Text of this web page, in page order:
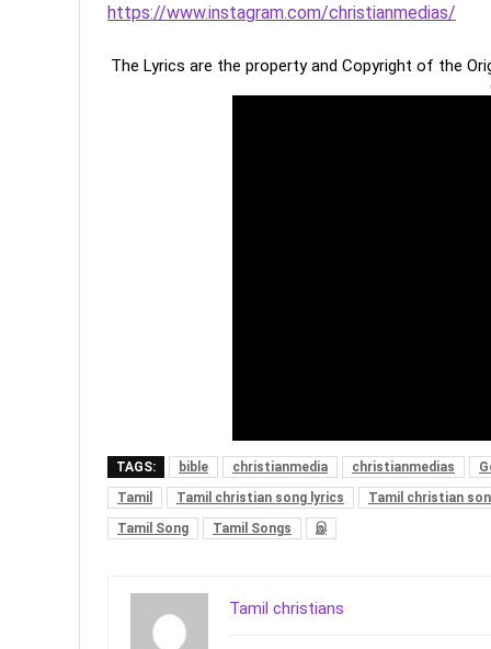
https://www.instagram.com/christianmedias/
The Lyrics are the property and Copyright of the
TAGS: bible christianmedia christianmedias
Tamil
Tamil christian song lyrics
Tamil christian
Tamil Song
Tamil Songs இ
Tamil christians